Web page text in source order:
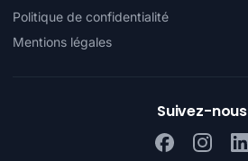
Politique de confidentialité
Mentions légales
Suivez-nous